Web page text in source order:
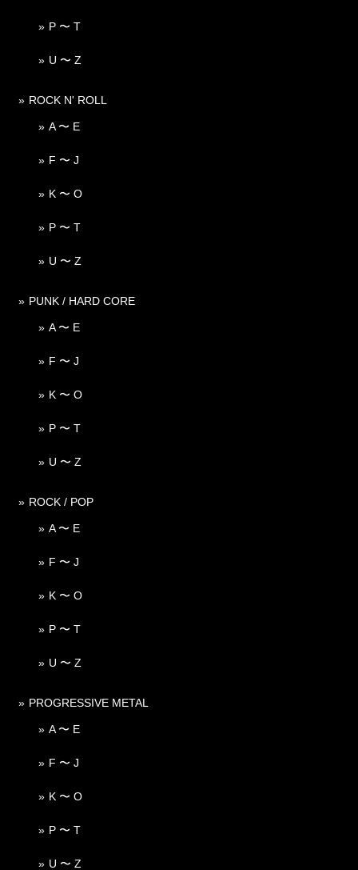
P 〜 T
U 〜 Z
ROCK N' ROLL
A 〜 E
F 〜 J
K 〜 O
P 〜 T
U 〜 Z
PUNK / HARD CORE
A 〜 E
F 〜 J
K 〜 O
P 〜 T
U 〜 Z
ROCK / POP
A 〜 E
F 〜 J
K 〜 O
P 〜 T
U 〜 Z
PROGRESSIVE METAL
A 〜 E
F 〜 J
K 〜 O
P 〜 T
U 〜 Z